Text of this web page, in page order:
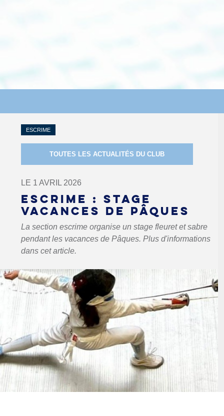
ESCRIME
TOUTES LES ACTUALITÉS DU CLUB
LE 1 AVRIL 2026
ESCRIME : STAGE
VACANCES DE PÂQUES
La section escrime organise un stage fleuret et sabre
pendant les vacances de Pâques. Plus d'informations
dans cet article.